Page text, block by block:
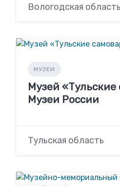
Вологодская область
МУЗЕИ
Музей
Музеи России
Тульская область